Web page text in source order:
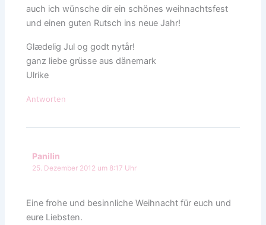
auch ich wünsche dir ein schönes weihnachtsfest
und einen guten Rutsch ins neue Jahr!
Glædelig Jul og godt nytår!
ganz liebe grüsse aus dänemark
Ulrike
Antworten
Panilin
25. Dezember 2012 um 8:17 Uhr
Eine frohe und besinnliche Weihnacht für euch und
eure Liebsten.